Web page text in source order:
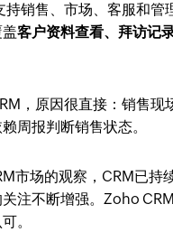
持销售、市场、客服和
盖客户资料查看、拜访记
，原因很直接：销售
周报判断销售状态。
市场的观察，CRM已持
注不断增强。Zoho
。